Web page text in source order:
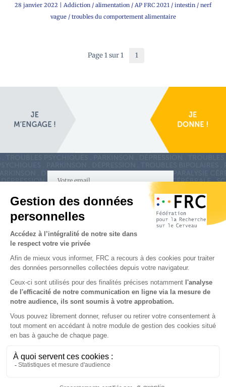
28 janvier 2022 Addiction / alimentation / AP FRC 2021 / intestin / nerf
vague/ troubles du comportement alimentaire
Page 1 sur 1 1
S'inscrire à la newsletter
les réseaux sociaux
Partenaires & Mécènes